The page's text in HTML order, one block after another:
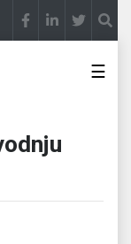
pretvara u destinaciju
☰